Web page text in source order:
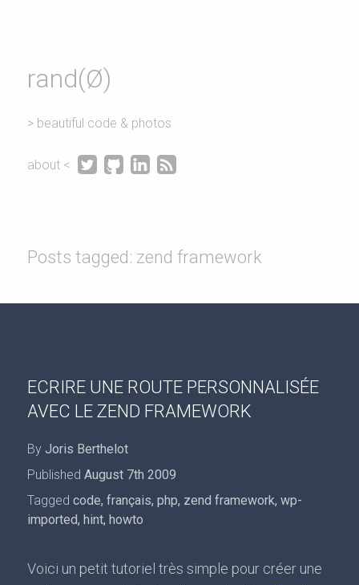
rand(Ø)
> beautiful code & photos
about <    
Posts tagged: zend framework
ECRIRE UNE ROUTE PERSONNALISÉE
AVEC LE ZEND FRAMEWORK
By Joris Berthelot
Published August 7th 2009
Tagged code, français, php, zend framework, wp-
imported, hint, howto
Voici un petit tutoriel très simple pour créer une